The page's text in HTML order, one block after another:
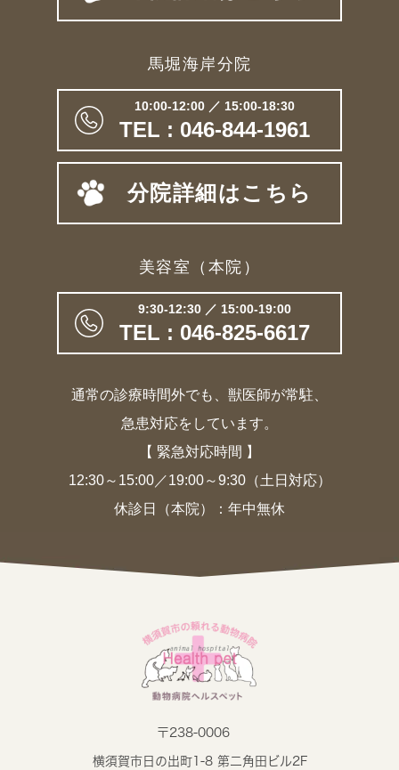
馬堀海岸分院
10:00-12:00 ／ 15:00-18:30
TEL : 046-844-1961
分院詳細はこちら
美容室（本院）
9:30-12:30 ／ 15:00-19:00
TEL : 046-825-6617
通常の診療時間外でも、獣医師が常駐、
急患対応をしています。
【 緊急対応時間 】
12:30～15:00／19:00～9:30（土日対応）
休診日（本院）：年中無休
〒238-0006
横須賀市日の出町1-8 第二角田ビル2F